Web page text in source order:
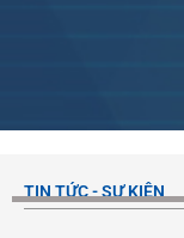
TIN TỨC - SỰ KIỆN